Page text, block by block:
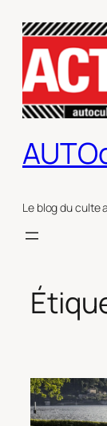
contenu
Le blog du culte